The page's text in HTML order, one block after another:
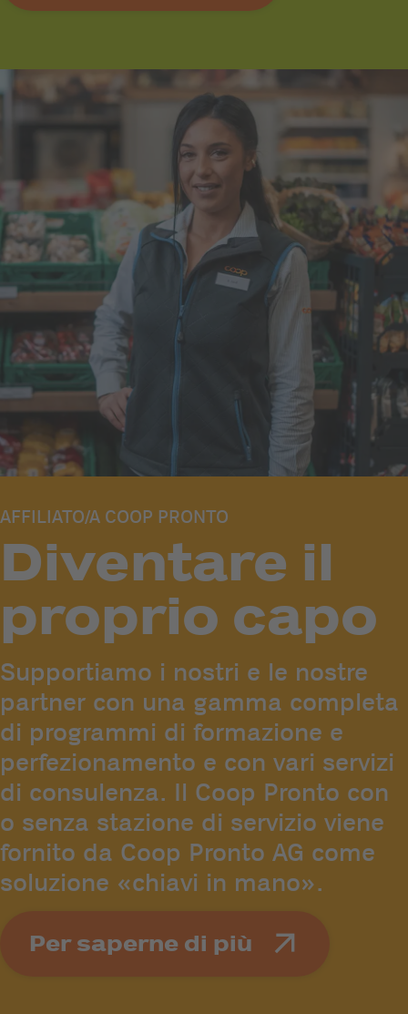
AFFILIATO/A COOP PRONTO
Diventare il
proprio capo
Supportiamo i nostri e le nostre
partner con una gamma completa
di programmi di formazione e
perfezionamento e con vari servizi
di consulenza. Il Coop Pronto con
o senza stazione di servizio viene
fornito da Coop Pronto AG come
soluzione «chiavi in mano».
Per saperne di più